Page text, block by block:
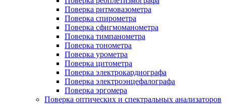
Поверка ритмовазометра
Поверка спирометра
Поверка сфигмоманометра
Поверка тимпанометра
Поверка тонометра
Поверка урометра
Поверка цитометра
Поверка электрокардиографа
Поверка электроэнцефалографа
Поверка эргомера
Поверка оптических и спектральных анализаторов